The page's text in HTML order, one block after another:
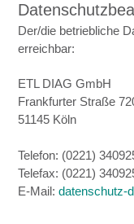
Der/die betriebliche
erreichbar:
ETL DIAG GmbH
Frankfurter Straße
51145 Köln
Telefon: (0221)
Telefax: (0221)
E-Mail: datenschutz-